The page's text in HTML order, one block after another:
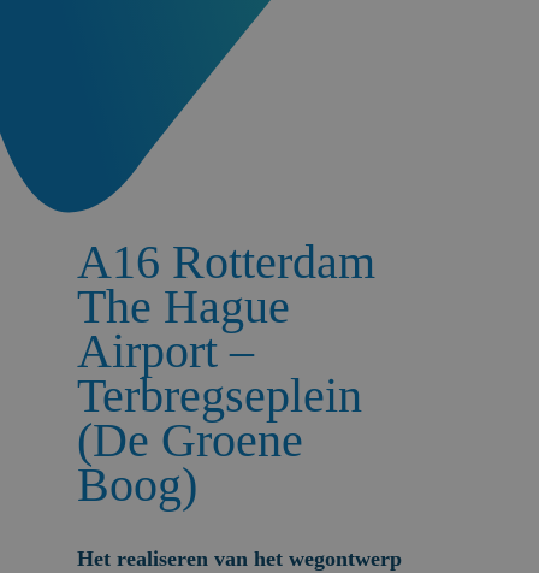
A16 Rotterdam
The Hague
Airport –
Terbregseplein
(De Groene
Boog)
Het realiseren van het wegontwerp